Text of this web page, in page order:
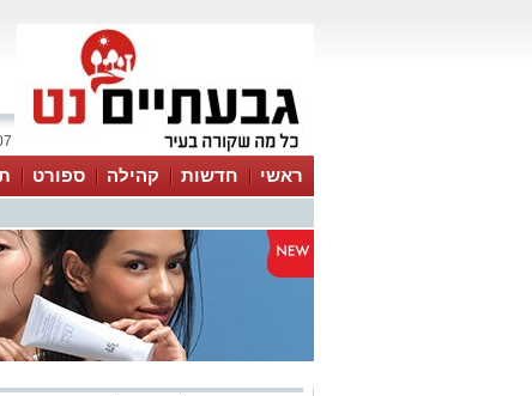
07 אוגוסט
ראשי חדשות קהילה ספורט
>לייף סטייל
דם-המכבים האדום, הפרח
פורח. איפה תוכלו לראות